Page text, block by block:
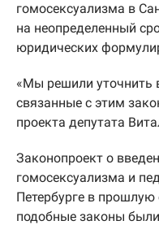
гомосексуализма в
на неопределенный
юридических
«Мы решили уточнить
связанные с этим
проекта депутата
Законопроект о
гомосексуализма и
Петербурге в прошлую
подобные законы